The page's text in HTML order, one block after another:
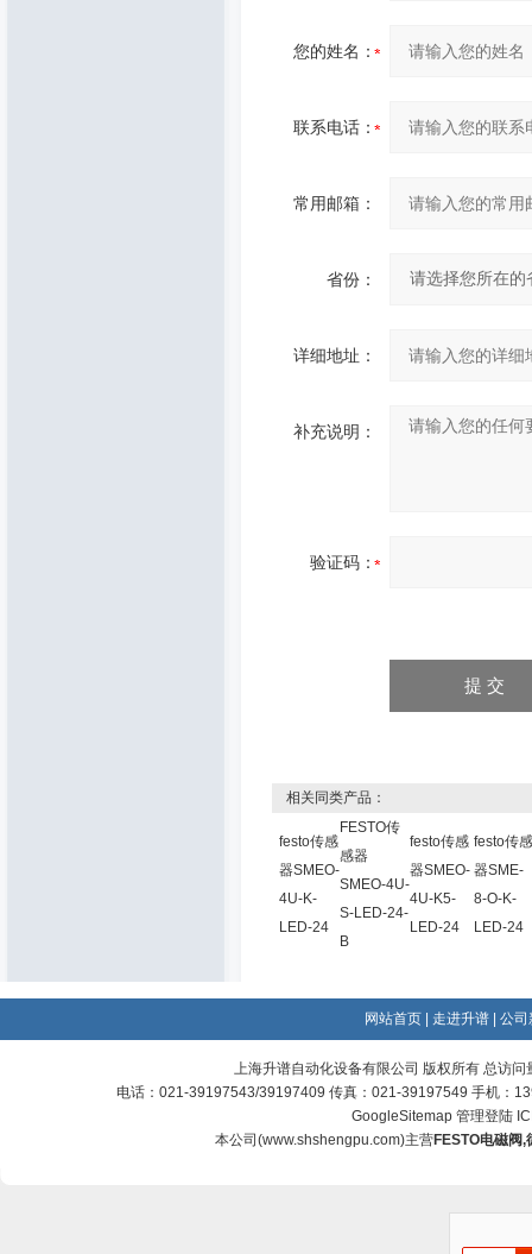
您的姓名：
联系电话：
常用邮箱：
省份：
详细地址：
补充说明：
验证码：
相关同类产品：
festo传感
器SMEO-
4U-K-
LED-24
FESTO传
感器
SMEO-4U-
S-LED-24-
B
festo传感
器SMEO-
4U-K5-
LED-24
festo传感
器SME-
8-O-K-
LED-24
网站首页 走进升谱 公司
上海升谱自动化设备有限公司 版权所有 总访问
电话：021-39197543/39197409 传真：021-39197549 手机：
GoogleSitemap 管理登陆
本公司(www.shshengpu.com)主营FESTO电磁阀,